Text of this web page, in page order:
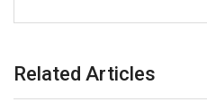
Related Articles